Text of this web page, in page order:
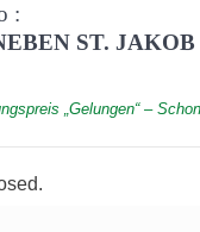
:
ST. JAKOB
„Gelungen“ –